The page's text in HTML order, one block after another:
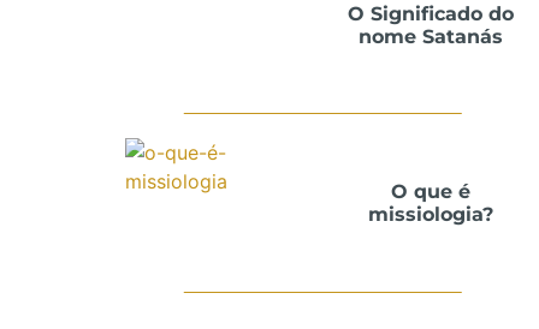
O Significado do
nome Satanás
O que é
missiologia?